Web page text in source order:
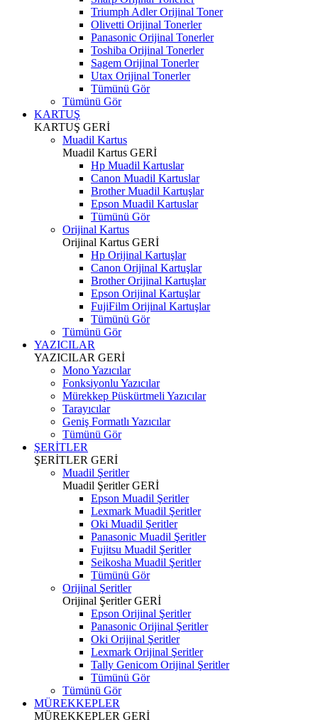
Triumph Adler Orijinal Toner
Olivetti Orijinal Tonerler
Panasonic Orijinal Tonerler
Toshiba Orijinal Tonerler
Sagem Orijinal Tonerler
Utax Orijinal Tonerler
Tümünü Gör
Tümünü Gör
KARTUŞ
KARTUŞ GERİ
Muadil Kartus
Muadil Kartus GERİ
Hp Muadil Kartuslar
Canon Muadil Kartuslar
Brother Muadil Kartuşlar
Epson Muadil Kartuslar
Tümünü Gör
Orijinal Kartus
Orijinal Kartus GERİ
Hp Orijinal Kartuşlar
Canon Orijinal Kartuşlar
Brother Orijinal Kartuşlar
Epson Orijinal Kartuşlar
FujiFilm Orijinal Kartuşlar
Tümünü Gör
Tümünü Gör
YAZICILAR
YAZICILAR GERİ
Mono Yazıcılar
Fonksiyonlu Yazıcılar
Mürekkep Püskürtmeli Yazıcılar
Tarayıcılar
Geniş Formatlı Yazıcılar
Tümünü Gör
ŞERİTLER
ŞERİTLER GERİ
Muadil Şeritler
Muadil ŞeritlerGERİ
Epson Muadil Şeritler
Lexmark Muadil Şeritler
Oki Muadil Şeritler
Panasonic Muadil Şeritler
Fujitsu Muadil Şeritler
Seikosha Muadil Şeritler
Tümünü Gör
Orijinal Şeritler
Orijinal ŞeritlerGERİ
Epson Orijinal Şeritler
Panasonic Orijinal Şeritler
Oki Orijinal Şeritler
Lexmark Orijinal Şeritler
Tally Genicom Orijinal Şeritler
Tümünü Gör
Tümünü Gör
MÜREKKEPLER
MÜREKKEPLER GERİ